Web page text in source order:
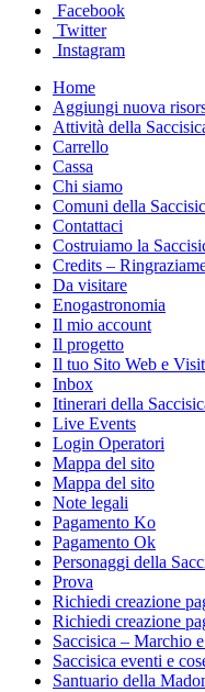
Facebook
Twitter
Instagram
Home
Aggiungi nuova
Attività della
Carrello
Cassa
Chi siamo
Comuni della
Contattaci
Costruiamo la
Credits –
Da visitare
Enogastronomia
Il mio account
Il progetto
Il tuo Sito Web e
Inbox
Itinerari della
Live Events
Login Operatori
Mappa del sito
Mappa del sito
Note legali
Pagamento Ko
Pagamento Ok
Personaggi della
Prova
Richiedi creazione
Richiedi creazione
Saccisica – Marchio
Saccisica eventi e
Santuario della